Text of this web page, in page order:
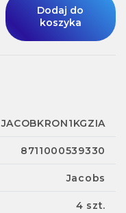
Dodaj do
koszyka
JACOBKRON1KGZIA
8711000539330
Jacobs
4 szt.